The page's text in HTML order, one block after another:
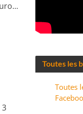
3
Toutes les
Toutes